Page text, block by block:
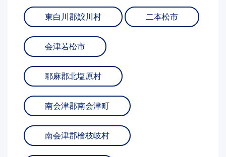
東白川郡鮫川村 二本松市
会津若松市
耶麻郡北塩原村
南会津郡南会津町
南会津郡檜枝岐村